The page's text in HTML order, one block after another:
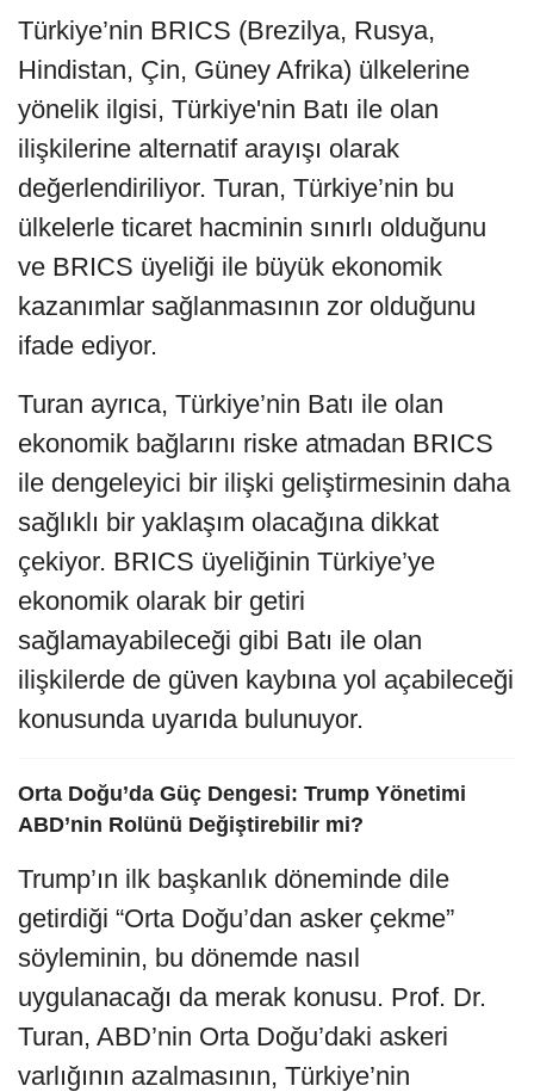
Türkiye’nin BRICS (Brezilya, Rusya,
Hindistan, Çin, Güney Afrika) ülkelerine
yönelik ilgisi, Türkiye'nin Batı ile olan
ilişkilerine alternatif arayışı olarak
değerlendiriliyor. Turan, Türkiye’nin bu
ülkelerle ticaret hacminin sınırlı olduğunu
ve BRICS üyeliği ile büyük ekonomik
kazanımlar sağlanmasının zor olduğunu
ifade ediyor.
Turan ayrıca, Türkiye’nin Batı ile olan
ekonomik bağlarını riske atmadan BRICS
ile dengeleyici bir ilişki geliştirmesinin daha
sağlıklı bir yaklaşım olacağına dikkat
çekiyor. BRICS üyeliğinin Türkiye’ye
ekonomik olarak bir getiri
sağlamayabileceği gibi Batı ile olan
ilişkilerde de güven kaybına yol açabileceği
konusunda uyarıda bulunuyor.
Orta Doğu’da Güç Dengesi: Trump Yönetimi
ABD’nin Rolünü Değiştirebilir mi?
Trump’ın ilk başkanlık döneminde dile
getirdiği “Orta Doğu’dan asker çekme”
söyleminin, bu dönemde nasıl
uygulanacağı da merak konusu. Prof. Dr.
Turan, ABD’nin Orta Doğu’daki askeri
varlığının azalmasının, Türkiye’nin